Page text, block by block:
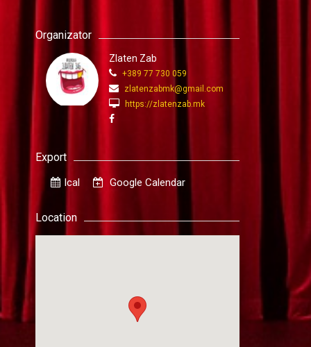
Organizator
Zlaten Zab
+389 77 730 059
zlatenzabmk@gmail.com
https://zlatenzab.mk
Export
Ical Google Calendar
Location